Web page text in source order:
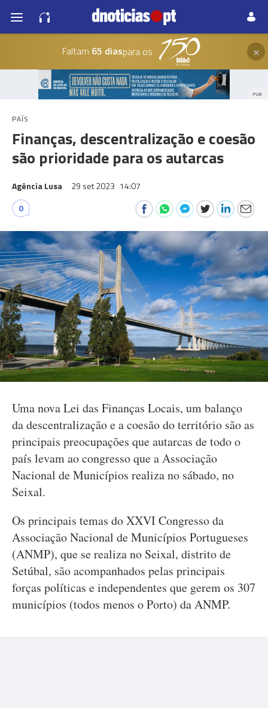
Faltam 65 diaspara os ×
PUB
PAÍS
Finanças, descentralização e coesão
são prioridade para os autarcas
Agência Lusa 29 set 2023 14:07
0
Uma nova Lei das Finanças Locais, um balanço
da descentralização e a coesão do território são as
principais preocupações que autarcas de todo o
país levam ao congresso que a Associação
Nacional de Municípios realiza no sábado, no
Seixal.
Os principais temas do XXVI Congresso da
Associação Nacional de Municípios Portugueses
(ANMP), que se realiza no Seixal, distrito de
Setúbal, são acompanhados pelas principais
forças políticas e independentes que gerem os 307
municípios (todos menos o Porto) da ANMP.